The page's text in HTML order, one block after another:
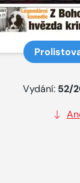
Vydání: 52/